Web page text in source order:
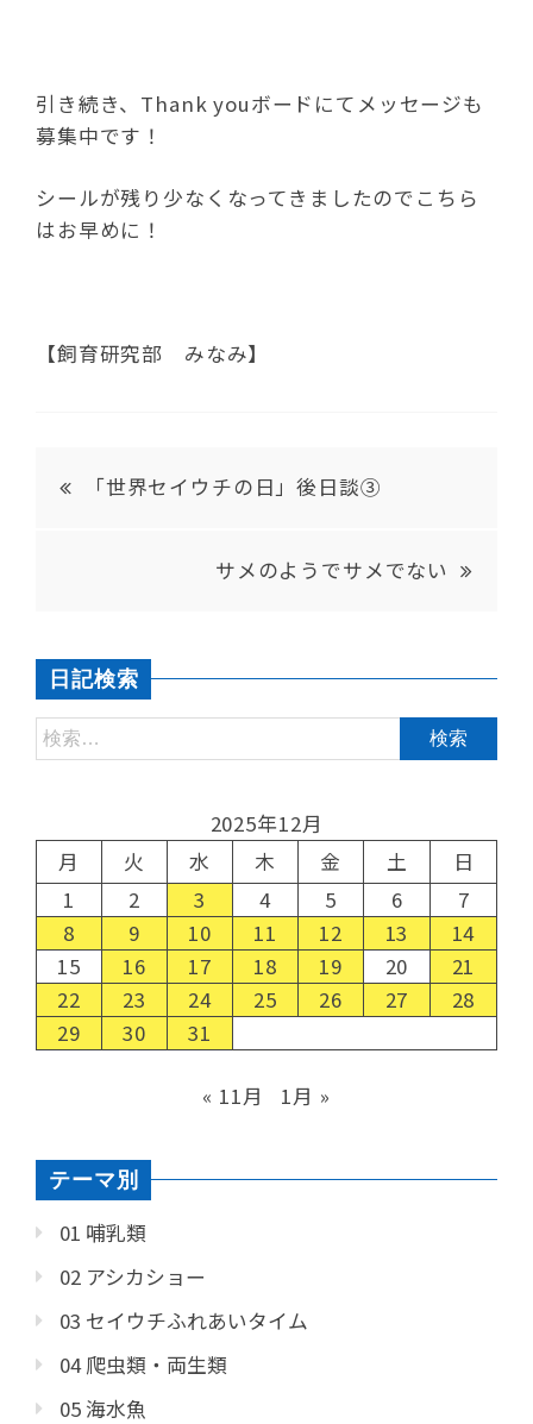
引き続き、Thank youボードにてメッセージも
募集中です！
シールが残り少なくなってきましたのでこちら
はお早めに！
【飼育研究部 みなみ】
「世界セイウチの日」後日談③
サメのようでサメでない
日記検索
2025年12月
月
火 水 木 金 土
日
1
2 3 4 5 6
7
8
9 10 11 12 13
14
15
16 17 18 19 20
21
22
23 24 25 26 27
28
29
30 31
« 11月 1月 »
テーマ別
01 哺乳類
02 アシカショー
03 セイウチふれあいタイム
04 爬虫類・両生類
05 海水魚